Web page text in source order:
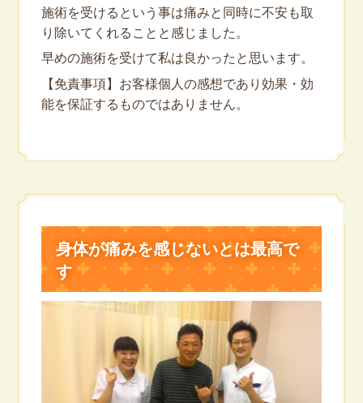
施術を受けるという事は痛みと同時に不安も取
り除いてくれることと感じました。
早めの施術を受けて私は良かったと思います。
【免責事項】お客様個人の感想であり効果・効
能を保証するものではありません。
身体が痛みを感じないとは最高で
す